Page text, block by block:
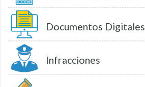
Documentos Digitales
Infracciones